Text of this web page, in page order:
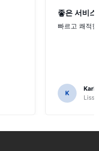
좋은 서비스.
빠르고 쾌적
K
Karl